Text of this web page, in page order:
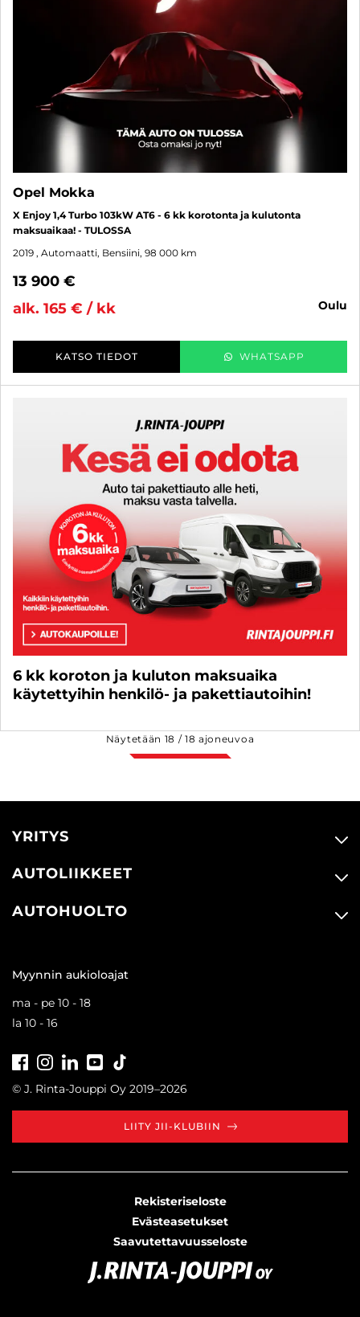
Opel Mokka
X Enjoy 1,4 Turbo 103kW AT6 - 6 kk korotonta ja kulutonta
maksuaikaa! - TULOSSA
2019 , Automaatti, Bensiini, 98 000 km
13 900 €
alk. 165 € / kk
oulu
KATSO TIEDOT WHATSAPP
6 kk koroton ja kuluton maksuaika
käytettyihin henkilö- ja pakettiautoihin!
Näytetään 18 /18 ajoneuvoa
YRITYS
AUTOLIIKKEET
AUTOHUOLTO
Myynnin aukioloajat
ma - pe 10 - 18
la 10 - 16
FacebookInstagramLinkedInYoutube
© J. Rinta-Jouppi Oy 2019–2026
LIITY JII-KLUBIIN
Rekisteriseloste
Evästeasetukset
Saavutettavuusseloste